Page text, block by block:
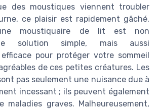
des moustiques viennent troubler
ce plaisir est rapidement gâché.
moustiquaire de lit est non
solution simple, mais aussi
pour protéger votre sommeil
de ces petites créatures. Les
pas seulement une nuisance due à
incessant ; ils peuvent également
maladies graves. Malheureusement,